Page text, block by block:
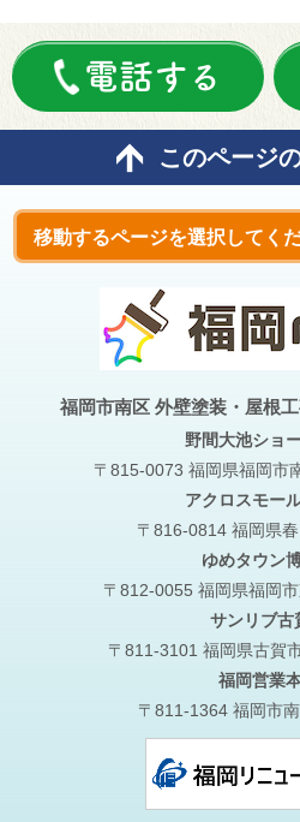
電話する
このページ
福岡市南区 外壁塗装・屋根
野間大池ショ
〒815-0073 福岡県福岡市
アクロスモー
〒816-0814 福岡県
ゆめタウン
〒812-0055 福岡県福岡
サンリブ古
〒811-3101 福岡県古賀
福岡営業
〒811-1364 福岡市